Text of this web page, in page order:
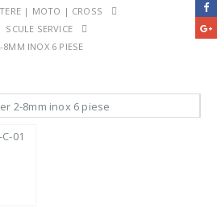
| MOTO | CROSS
SCULE SERVICE
INOX 6 PIESE